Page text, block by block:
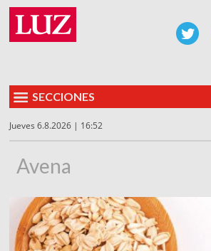
SECCIONES
Jueves 6.8.2026 | 16:52
Avena